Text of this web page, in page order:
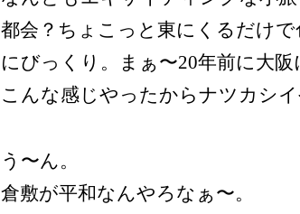
都会？ちょこっと東にくるだけ
にびっくり。まぁ〜20年前に大
こんな感じやったからナツカシ
う〜ん。
倉敷が平和なんやろなぁ〜。